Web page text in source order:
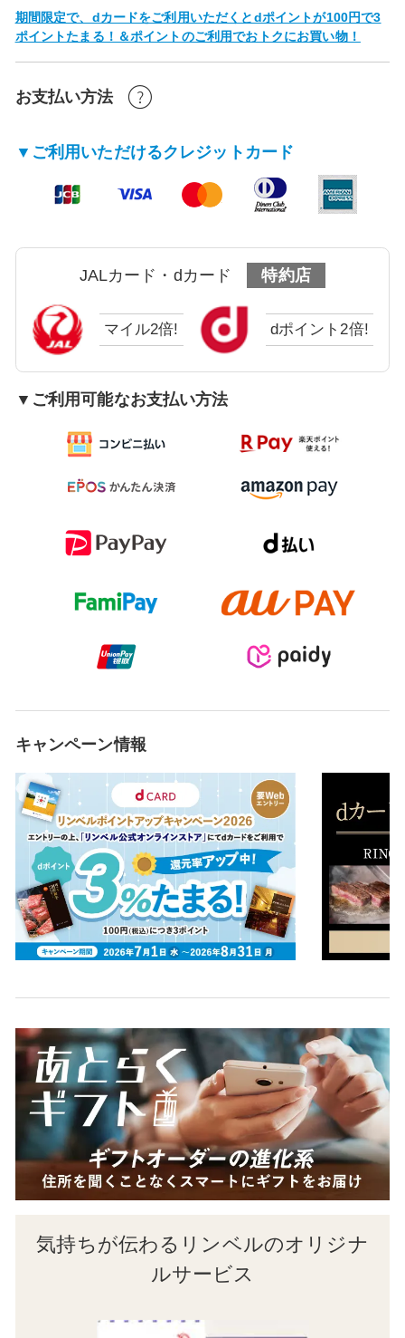
期間限定で、dカードをご利用いただくとdポイントが100円で3
ポイントたまる！＆ポイントのご利用でおトクにお買い物！
お支払い方法
▼ご利用いただけるクレジットカード
JALカード・dカード 特約店
マイル2倍! dポイント2倍!
▼ご利用可能なお支払い方法
キャンペーン情報
気持ちが伝わるリンベルのオリジナ
ルサービス